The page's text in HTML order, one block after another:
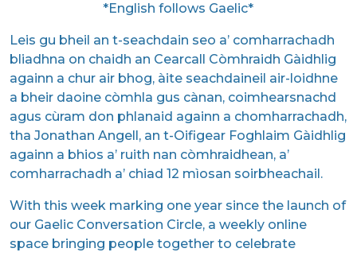
*English follows Gaelic*
Leis gu bheil an t-seachdain seo a’ comharrachadh
bliadhna on chaidh an Cearcall Còmhraidh Gàidhlig
againn a chur air bhog, àite seachdaineil air-loidhne
a bheir daoine còmhla gus cànan, coimhearsnachd
agus cùram don phlanaid againn a chomharrachadh,
tha Jonathan Angell, an t-Oifigear Foghlaim Gàidhlig
againn a bhios a’ ruith nan còmhraidhean, a’
comharrachadh a’ chiad 12 mìosan soirbheachail.
With this week marking one year since the launch of
our Gaelic Conversation Circle, a weekly online
space bringing people together to celebrate